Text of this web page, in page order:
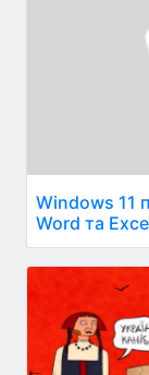
Windows 11
Word та